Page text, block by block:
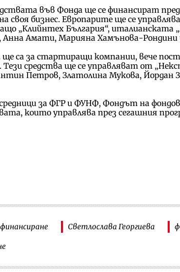
във Фонда ще се финансират
своя бизнес. Европарите ще се
„Клийнтех България“, италианската
Анна Амати, Марияна Хамънова-Рондини
ще са за стартиращи компании, вече
Тези средства ще се управляват от
Петров, Златолина Мукова, Йордан
за ФГР и ФУНФ, Фондът на
които управлява през сегашния
Светлослава Георгиева